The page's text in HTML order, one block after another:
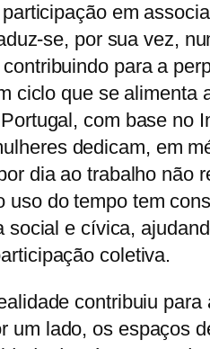
em
se, por sua vez,
para a
ciclo que se alimenta
com base no
dedicam, em
dia ao trabalho não
uso do tempo tem
social e cívica,
coletiva.
contribuiu
um lado, os espaços